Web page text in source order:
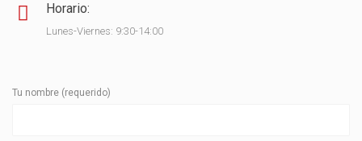
Horario:
Lunes-Viernes: 9:30-14:00
Tu nombre (requerido)